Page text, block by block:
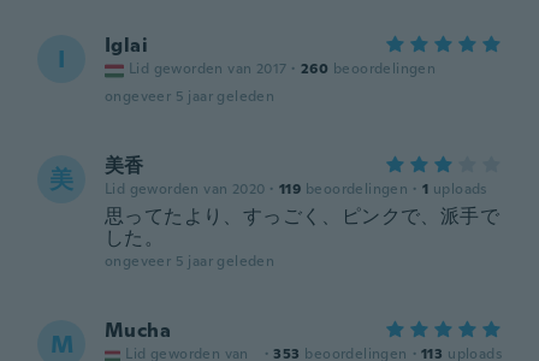
I Iglai
Lid geworden van 2017 · 260 beoordelingen
ongeveer 5 jaar geleden
美 美香
Lid geworden van 2020 · 119 beoordelingen · 1 uploads
思ってたより、すっごく、ピンクで、派手で
した。
ongeveer 5 jaar geleden
M Mucha
Lid geworden van
· 353 beoordelingen · 113 uploads